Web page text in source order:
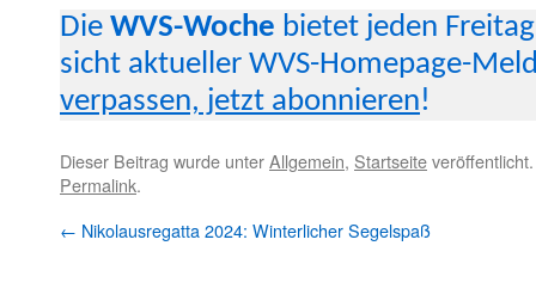
Die WVS-Woche bietet jeden
sicht aktueller WVS-Home­page-
ver­passen, jet­zt abon­nieren!
Dieser Beitrag wurde unterAllgemein, Startseite
Permalink.
← Nikolausregatta 2024: Winterlicher Segelspaß